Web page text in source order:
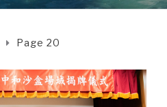
Page 20